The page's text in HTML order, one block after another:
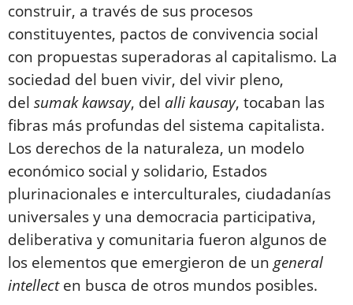
construir, a través de sus procesos
constituyentes, pactos de convivencia social
con propuestas superadoras al capitalismo. La
sociedad del buen vivir, del vivir pleno,
del sumak kawsay, del alli kausay, tocaban las
fibras más profundas del sistema capitalista.
Los derechos de la naturaleza, un modelo
económico social y solidario, Estados
plurinacionales e interculturales, ciudadanías
universales y una democracia participativa,
deliberativa y comunitaria fueron algunos de
los elementos que emergieron de un general
intellecten busca de otros mundos posibles.